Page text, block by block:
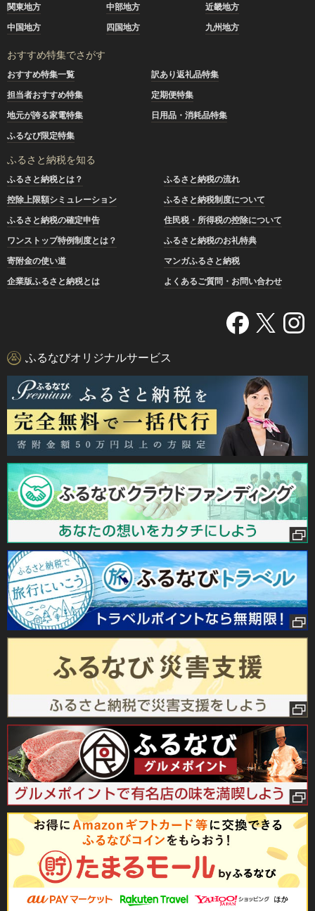
関東地方
中部地方
近畿地方
中国地方
四国地方 九州地方
おすすめ特集でさがす
おすすめ特集一覧
訳あり返礼品特集
担当者おすすめ特集
定期便特集
地元が誇る家電特集
日用品・消耗品特集
ふるなび限定特集
ふるさと納税を知る
ふるさと納税とは？
ふるさと納税の流れ
控除上限額シミュレーション
ふるさと納税制度について
ふるさと納税の確定申告
住民税・所得税の控除について
ワンストップ特例制度とは？
ふるさと納税のお礼特典
寄附金の使い道
マンガふるさと納税
企業版ふるさと納税とは
よくあるご質問・お問い合わせ
ふるなびオリジナルサービス